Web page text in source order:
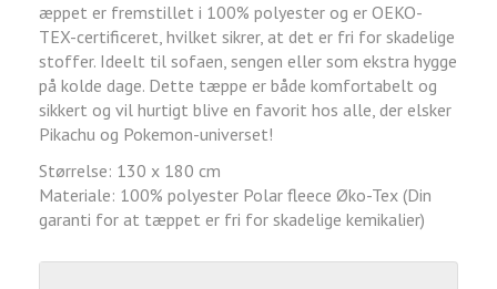
æppet er fremstillet i 100% polyester og er OEKO-
TEX-certificeret, hvilket sikrer, at det er fri for skadelige
stoffer. Ideelt til sofaen, sengen eller som ekstra hygge
på kolde dage. Dette tæppe er både komfortabelt og
sikkert og vil hurtigt blive en favorit hos alle, der elsker
Pikachu og Pokemon-universet!
Størrelse: 130 x 180 cm
Materiale: 100% polyester Polar fleece Øko-Tex (Din
garanti for at tæppet er fri for skadelige kemikalier)